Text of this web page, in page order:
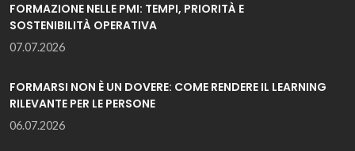
FORMAZIONE NELLE PMI: TEMPI, PRIORITÀ E
SOSTENIBILITÀ OPERATIVA
07.07.2026
FORMARSI NON È UN DOVERE: COME RENDERE IL LEARNING
RILEVANTE PER LE PERSONE
06.07.2026